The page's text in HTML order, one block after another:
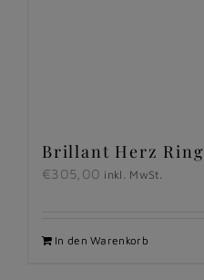
Brillant Herz Ring
€305,00 inkl. MwSt.
In den Warenkorb